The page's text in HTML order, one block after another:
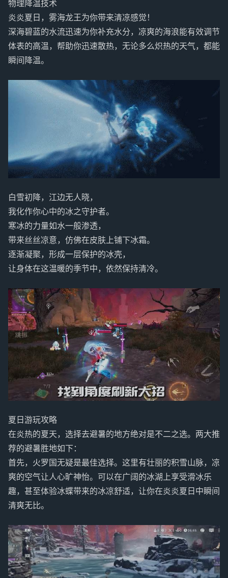
物理降温技术
炎炎夏日，雾海龙王为你带来清凉感觉！
深海碧蓝的水流迅速为你补充水分，凉爽的海浪能有效调节
体表的高温，帮助你迅速散热，无论多么炽热的天气，都能
瞬间降温。
白雪初降，江边无人晓，
我化作你心中的冰之守护者。
寒冰的力量如水一般渗透，
带来丝丝凉意，仿佛在皮肤上铺下冰霜。
逐渐凝聚，形成一层保护的冰壳，
让身体在这温暖的季节中，依然保持清冷。
夏日游玩攻略
在炎热的夏天，选择去避暑的地方绝对是不二之选。两大推
荐的避暑胜地如下：
首先，火罗国无疑是最佳选择。这里有壮丽的积雪山脉，凉
爽的空气让人心旷神怡。可以在广阔的冰湖上享受滑冰乐
趣，甚至体验冰蝶带来的冰凉舒适，让你在炎炎夏日中瞬间
清爽无比。